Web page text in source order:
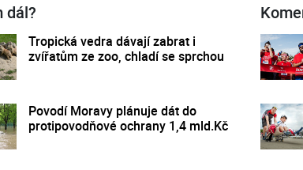
dál?
Tropická vedra dávají zabrat i
zvířatům ze zoo, chladí se sprchou
Povodí Moravy plánuje dát do
protipovodňové ochrany 1,4 mld.Kč